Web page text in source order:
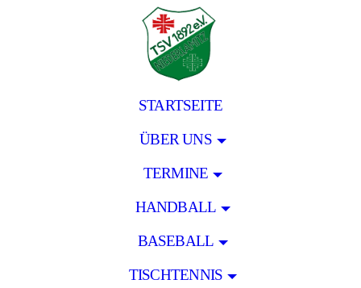
STARTSEITE
ÜBER UNS
TERMINE
HANDBALL
BASEBALL
TISCHTENNIS